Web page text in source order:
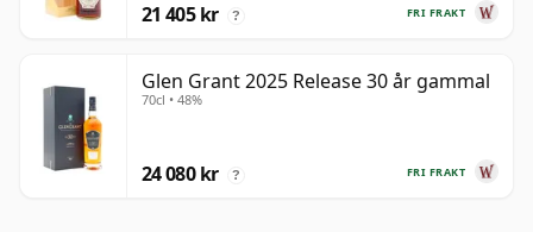
FRI FRAKT
21 405 kr ?
Glen Grant 2025 Release 30 år gammal
70cl • 48%
FRI FRAKT
24 080 kr ?